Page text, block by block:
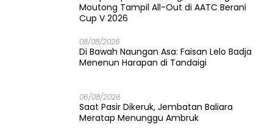
Moutong Tampil All-Out di AATC Berani
Cup V 2026
08/08/2026
Di Bawah Naungan Asa: Faisan Lelo Badja
Menenun Harapan di Tandaigi
06/08/2026
Saat Pasir Dikeruk, Jembatan Baliara
Meratap Menunggu Ambruk